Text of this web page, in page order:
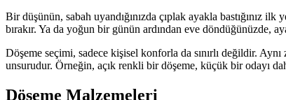
Bir düşünün, sabah uyandığınızda çıplak ayakla bastığınız
bırakır. Ya da yoğun bir günün ardından eve döndüğünüzde,
Döşeme seçimi, sadece kişisel konforla da sınırlı değildir.
unsurudur. Örneğin, açık renkli bir döşeme, küçük bir odayı
Döşeme Malzemeleri